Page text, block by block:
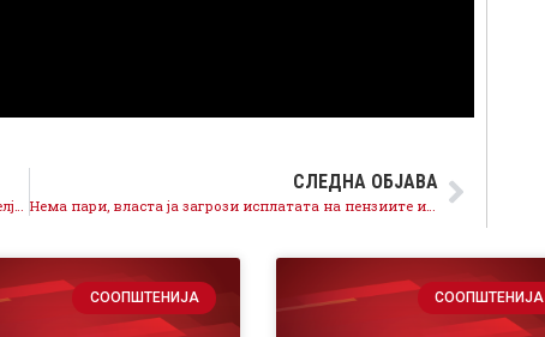
Распад на ЗНАМ – во тек е последната битка за фотелји меѓу Максо и Минчев
СЛЕДНА ОБЈАВА
Нема пари, власта ја загрози исплатата на пензиите и вториот столб
СООПШТЕНИЈА СООПШТЕНИЈА